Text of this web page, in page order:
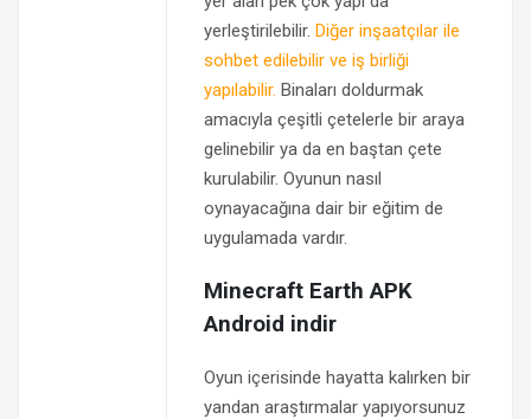
yerleştirilebilir. Diğer inşaatçılar ile
sohbet edilebilir ve iş birliği
yapılabilir. Binaları doldurmak
amacıyla çeşitli çetelerle bir araya
gelinebilir ya da en baştan çete
kurulabilir. Oyunun nasıl
oynayacağına dair bir eğitim de
uygulamada vardır.
Minecraft Earth APK
Android indir
Oyun içerisinde hayatta kalırken bir
yandan araştırmalar yapıyorsunuz